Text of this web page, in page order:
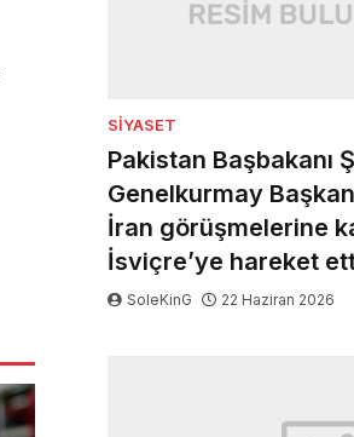
SIYASET
Pakistan Başbakanı
Genelkurmay
İran görüşmelerine
İsviçre’ye hareket
SoleKinG 22 Haziran 2026